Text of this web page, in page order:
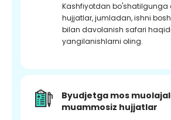
Kashfiyotdan bo'shatilgunga
hujjatlar, jumladan, ishni
bilan davolanish safari
yangilanishlarni oling.
Byudjetga mos
muammosiz hujjatlar